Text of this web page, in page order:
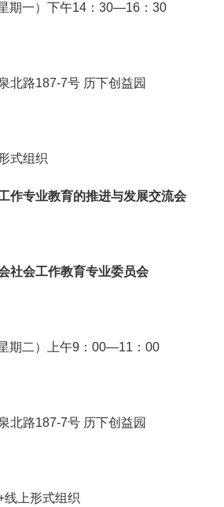
期一）下午14：30—16：30
北路187-7号 历下创益园
式组织
作专业教育的推进与发展交流会
社会工作教育专业委员会
期二）上午9：00—11：00
北路187-7号 历下创益园
线上形式组织